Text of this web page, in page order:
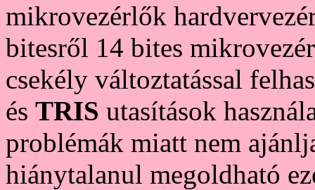
mikrovezérlők
bitesről 14 bites
csekély változtatással
és TRIS utasítások
problémák miatt nem
hiánytalanul megoldható